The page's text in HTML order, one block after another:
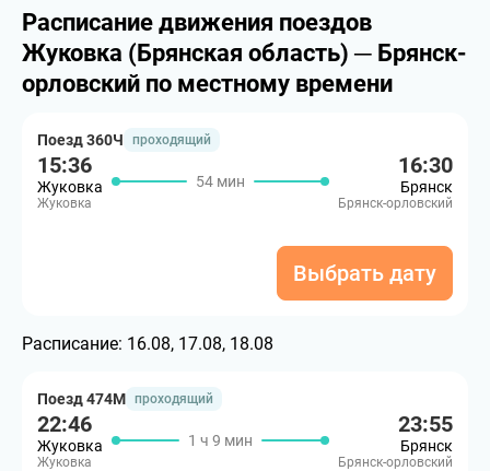
Расписание движения поездов
Жуковка (Брянская область) ─ Брянск-
орловский по местному времени
Поезд 360Ч проходящий
15:36
Жуковка
Жуковка
54 мин
16:30
Брянск
Брянск-орловский
Выбрать дату
Расписание: 16.08, 17.08, 18.08
Поезд 474М проходящий
22:46
Жуковка
Жуковка
1 ч 9 мин
23:55
Брянск
Брянск-орловский